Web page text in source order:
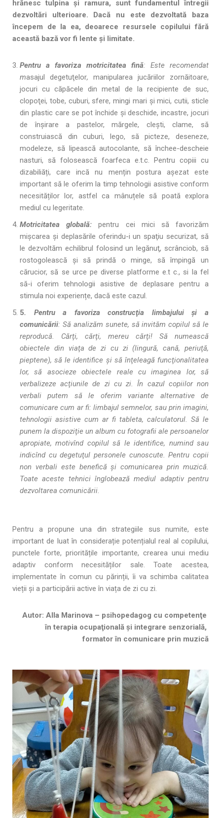
hrănesc tulpina și ramura, sunt fundamentul întregii
dezvoltări ulterioare. Dacă nu este dezvoltată baza
începem de la ea, deoarece resursele copilului fără
această bază vor fi lente și limitate.
Pentru a favoriza motricitatea fină: Este recomendat
masajul degetuţelor, manipularea jucăriilor zornăitoare,
jocuri cu căpăcele din metal de la recipiente de suc,
clopoţei, tobe, cuburi, sfere, mingi mari şi mici, cutii, sticle
din plastic care se pot închide şi deschide, incastre, jocuri
de înşirare a pastelor, mărgele, cleşti, clame, să
construiască din cuburi, lego, să picteze, deseneze,
modeleze, să lipească autocolante, să închee-descheie
nasturi, să folosească foarfeca e.t.c. Pentru copiii cu
dizabiliăți, care incă nu mențin postura așezat este
important să le oferim la timp tehnologii asistive conform
necesităților lor, astfel ca mânuțele să poată explora
mediul cu legeritate.
Motricitatea globală: pentru cei mici să favorizăm
mişcarea şi deplasările oferindu-i un spaţiu securizat, să
le dezvoltăm echilibrul folosind un legănuţ, scrânciob, să
rostogolească şi să prindă o minge, să împingă un
cărucior, să se urce pe diverse platforme e.t c., si la fel
să-i oferim tehnologii asistive de deplasare pentru a
stimula noi experiențe, dacă este cazul.
5. Pentru a favoriza construcţia limbajului şi a
comunicării: Să analizăm sunete, să invităm copilul să le
reproducă. Cărţi, cărţi, mereu cărţi! Să numească
obiectele din viaţa de zi cu zi (lingură, cană, periuţă,
pieptene), să le identifice şi să înţeleagă funcţionalitatea
lor, să asocieze obiectele reale cu imaginea lor, să
verbalizeze acţiunile de zi cu zi. În cazul copiilor non
verbali putem să le oferim variante alternative de
comunicare cum ar fi: limbajul semnelor, sau prin imagini,
tehnologii asistive cum ar fi tableta, calculatorul. Să le
punem la dispoziţie un album cu fotografii ale persoanelor
apropiate, motivînd copilul să le identifice, numind sau
indicînd cu degetuţul personele cunoscute. Pentru copii
non verbali este benefică și comunicarea prin muzică.
Toate aceste tehnici înglobează mediul adaptiv pentru
dezvoltarea comunicării.
Pentru a propune una din strategiile sus numite, este
important de luat în considerație potențialul real al copilului,
punctele forte, prioritățile importante, crearea unui mediu
adaptiv conform necesităților sale. Toate acestea,
implementate în comun cu părinții, îi va schimba calitatea
vieții și a participării active în viața de zi cu zi.
Autor: Alla Marinova – psihopedagog cu competenţe
în terapia ocupaţională şi integrare senzorială,
formator în comunicare prin muzică